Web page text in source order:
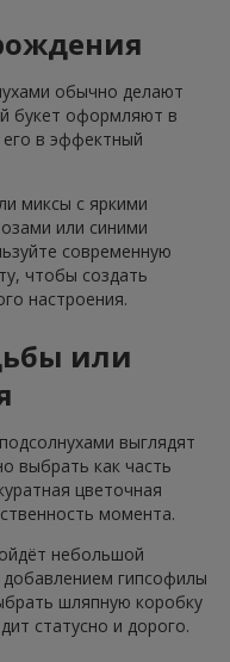
обычно делают
букет оформляют в
в эффектный
миксы с яркими
или синими
современную
чтобы создать
настроения.
или
выглядят
выбрать как часть
цветочная
момента.
небольшой
добавлением гипсофилы
шляпную коробку
статусно и дорого.